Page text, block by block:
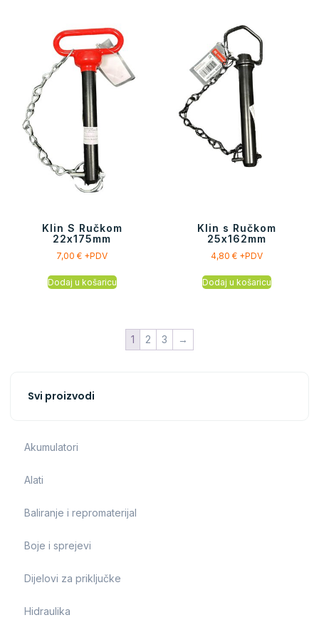
Svi proizvodi
Akumulatori
Alati
Baliranje i repromaterijal
Boje i sprejevi
Dijelovi za priključke
Hidraulika
Klin S Ručkom
22x175mm
7,00€ +PDV
Dodaj u košaricu
Klin s Ručkom
25x162mm
4,80€ +PDV
Dodaj u košaricu
1 2 3 →